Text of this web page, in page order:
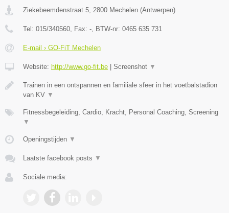
Ziekebeemdenstraat 5 2800 Mechelen (Antwerpen)
Tel: 015/340560 , Fax: - , BTW-nr: 0465 635 731
E-mail › GO-FiT Mechelen
Website: http://www.go-fit.be | Screenshot ▼
Trainen in een ontspannen en familiale sfeer in het voetbalstadion
van KV ▼
Fitnessbegeleiding, Cardio, Kracht, Personal Coaching, Screening
▼
Openingstijden ▼
Laatste facebook posts ▼
Sociale media: